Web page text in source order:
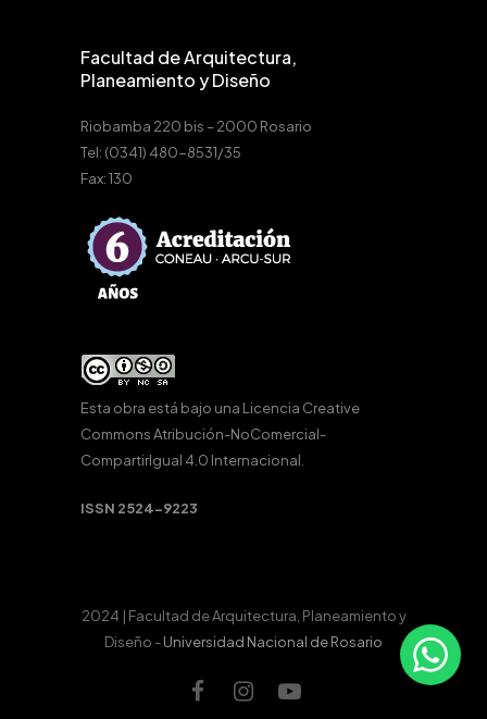
Facultad de Arquitectura,
Planeamiento y Diseño
Riobamba 220 bis – 2000 Rosario
Tel: (0341) 480-8531/35
Fax: 130
Esta obra está bajo una Licencia Creative
Commons Atribución-NoComercial-
CompartirIgual 4.0 Internacional.
ISSN 2524-9223
2024 | Facultad de Arquitectura, Planeamiento y
Diseño -Universidad Nacional de Rosario